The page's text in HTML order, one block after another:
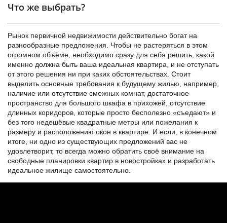
Что же выбрать?
Рынок первичной недвижимости действительно богат на
разнообразные предложения. Чтобы не растеряться в этом
огромном объёме, необходимо сразу для себя решить, какой
именно должна быть ваша идеальная квартира, и не отступать
от этого решения ни при каких обстоятельствах. Стоит
выделить основные требования к будущему жилью, например,
наличие или отсутствие смежных комнат, достаточное
пространство для большого шкафа в прихожей, отсутствие
длинных коридоров, которые просто бесполезно «съедают» и
без того недешёвые квадратные метры или пожелания к
размеру и расположению окон в квартире. И если, в конечном
итоге, ни одно из существующих предложений вас не
удовлетворит, то всегда можно обратить своё внимание на
свободные планировки квартир в новостройках и разработать
идеальное жилище самостоятельно.